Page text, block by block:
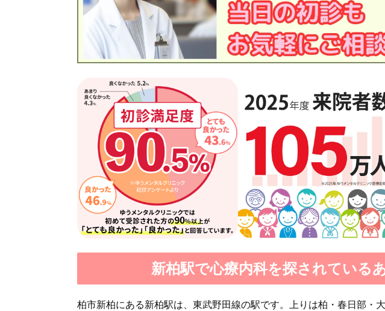
新柏駅で心療内科を探されている
柏市新柏にある新柏駅は、東武野田線の駅です。上りは柏・春日部・